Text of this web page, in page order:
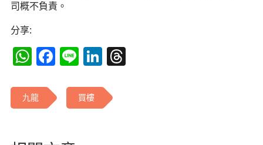
司概不負責。
分享:
WhatsApp
Facebook
LineLinkedIn
九龍 買樓